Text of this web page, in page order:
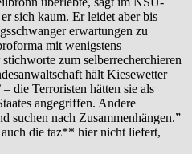
sich kaum. Er leidet aber bis
erwartungen zu
mit wenigstens
zum selberrecherchieren
hält Kiesewetter
die Terroristen hätten sie als
angegriffen. Andere
suchen nach Zusammenhängen.”
die taz** hier nicht liefert,